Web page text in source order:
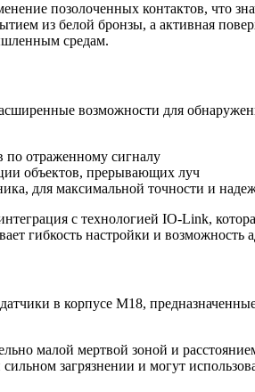
позолоченных контактов, что
из белой бронзы, а активная
средам.
возможности для
по отраженному сигналу
объектов, прерывающих луч
для максимальной точности и
с технологией IO-Link,
гибкость настройки и
в корпусе M18,
малой мертвой зоной и
загрязнении и могут